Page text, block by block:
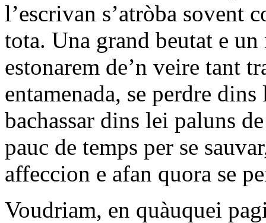
l’escrivan s’atròba sovent
tota. Una grand beutat e
estonarem de’n veire tant
entamenada, se perdre
bachassar dins lei paluns
pauc de temps per se
affeccion e afan quora se
Voudriam, en quàuquei